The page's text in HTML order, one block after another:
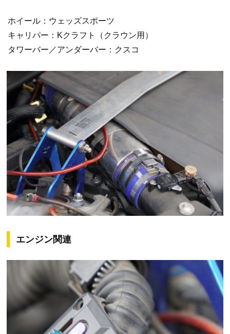
ホイール：ウェッズスポーツ
キャリパー：Kクラフト（クラウン用）
タワーバー／アンダーバー：クスコ
エンジン関連